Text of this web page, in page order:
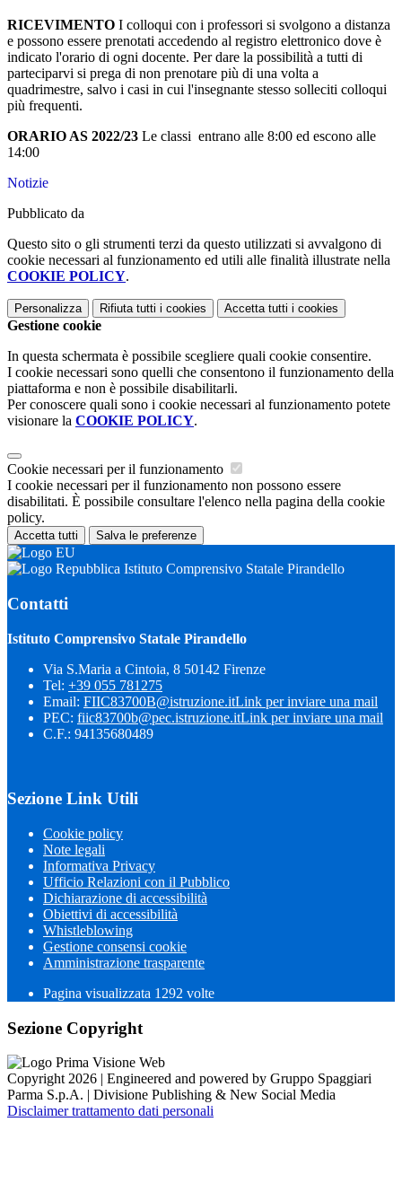
RICEVIMENTO I colloqui con i professori si svolgono a distanza
e possono essere prenotati accedendo al registro elettronico dove è
indicato l'orario di ogni docente. Per dare la possibilità a tutti di
parteciparvi si prega di non prenotare più di una volta a
quadrimestre, salvo i casi in cui l'insegnante stesso solleciti colloqui
più frequenti.
ORARIO AS 2022/23 Le classi entrano alle 8:00 ed escono alle
14:00
Notizie
Pubblicato da
Questo sito o gli strumenti terzi da questo utilizzati si avvalgono di
cookie necessari al funzionamento ed utili alle finalità illustrate nella
COOKIE POLICY.
Personalizza Rifiuta tutti i cookies Accetta tutti i cookies
Gestione cookie
In questa schermata è possibile scegliere quali cookie consentire.
I cookie necessari sono quelli che consentono il funzionamento della
piattaforma e non è possibile disabilitarli.
Per conoscere quali sono i cookie necessari al funzionamento potete
visionare la COOKIE POLICY.
Cookie necessari per il funzionamento
I cookie necessari per il funzionamento non possono essere
disabilitati. È possibile consultare l'elenco nella pagina della cookie
policy.
Accetta tutti Salva le preferenze
Istituto Comprensivo Statale Pirandello
Contatti
Istituto Comprensivo Statale Pirandello
Via S.Maria a Cintoia, 8 50142 Firenze
Tel: +39 055 781275
Email: FIIC83700B@istruzione.itLink per inviare una mail
PEC: fiic83700b@pec.istruzione.itLink per inviare una mail
C.F.: 94135680489
Sezione Link Utili
Cookie policy
Note legali
Informativa Privacy
Ufficio Relazioni con il Pubblico
Dichiarazione di accessibilità
Obiettivi di accessibilità
Whistleblowing
Gestione consensi cookie
Amministrazione trasparente
Pagina visualizzata 1292 volte
Sezione Copyright
Copyright 2026 | Engineered and powered by Gruppo Spaggiari
Parma S.p.A. | Divisione Publishing & New Social Media
Disclaimer trattamento dati personali